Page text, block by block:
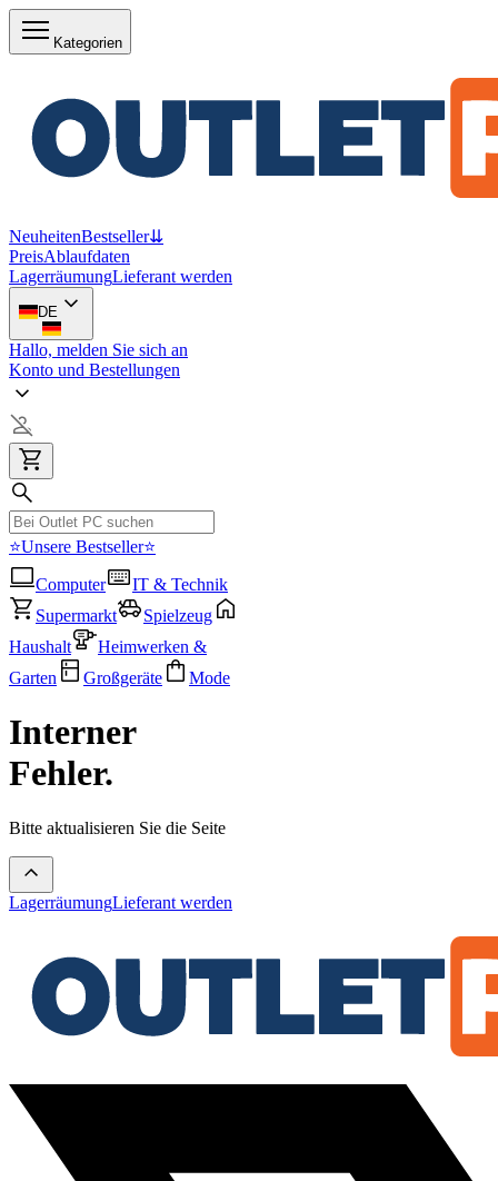
Kategorien
NeuheitenBestseller⇊
PreisAblaufdaten
LagerräumungLieferant werden
DE
Hallo, melden Sie sich an
Konto und Bestellungen
⭐Unsere Bestseller⭐
Computer
IT & Technik
Supermarkt
Spielzeug
Haushalt
Heimwerken &
Garten
Großgeräte Mode
Interner
Fehler.
Bitte aktualisieren Sie die Seite
LagerräumungLieferant werden